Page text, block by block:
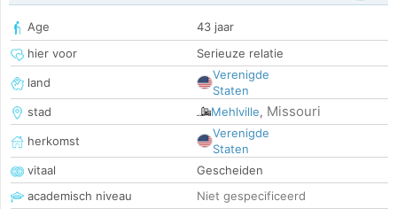
Age
43 jaar
hier voor
Serieuze relatie
land
Verenigde
Staten
stad
Mehlville, Missouri
herkomst
Verenigde
Staten
vitaal
Gescheiden
academisch niveau
Niet gespecificeerd